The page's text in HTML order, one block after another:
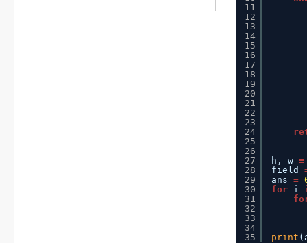
11
12
13
14
15
16
17
18
19
20
21
22
23
24
25
26
27
28
29
30
31
32
33
34
35
h, w =
field
ans =
for
i
print